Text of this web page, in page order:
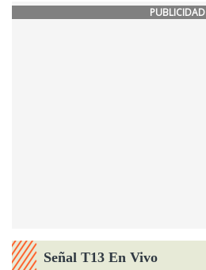
PUBLICIDAD
Señal T13 En Vivo